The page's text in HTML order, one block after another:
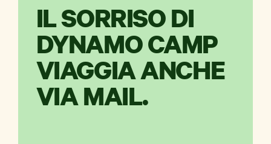
IL SORRISO DI
DYNAMO CAMP
VIAGGIA ANCHE
VIA MAIL.